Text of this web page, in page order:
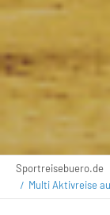
Sportreisebuero.de
Multi Aktivreise